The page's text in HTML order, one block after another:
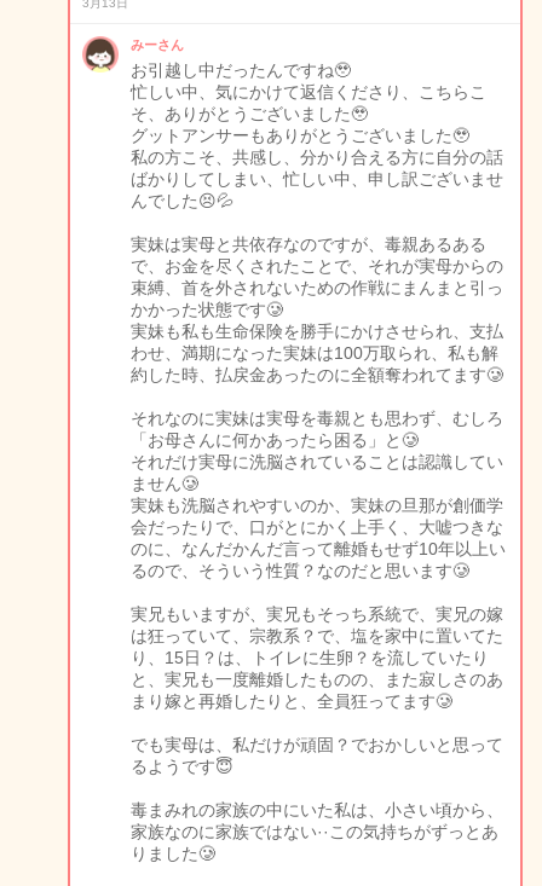
3月13日
みーさん
お引越し中だったんですね🥹
忙しい中、気にかけて返信くださり、こちらこ
そ、ありがとうございました🥹
グットアンサーもありがとうございました🥹
私の方こそ、共感し、分かり合える方に自分の話
ばかりしてしまい、忙しい中、申し訳ございませ
んでした😣💦
実妹は実母と共依存なのですが、毒親あるある
で、お金を尽くされたことで、それが実母からの
束縛、首を外されないための作戦にまんまと引っ
かかった状態です🥲
実妹も私も生命保険を勝手にかけさせられ、支払
わせ、満期になった実妹は100万取られ、私も解
約した時、払戻金あったのに全額奪われてます🥲
それなのに実妹は実母を毒親とも思わず、むしろ
「お母さんに何かあったら困る」と🥲
それだけ実母に洗脳されていることは認識してい
ません🥲
実妹も洗脳されやすいのか、実妹の旦那が創価学
会だったりで、口がとにかく上手く、大嘘つきな
のに、なんだかんだ言って離婚もせず10年以上い
るので、そういう性質？なのだと思います🥲
実兄もいますが、実兄もそっち系統で、実兄の嫁
は狂っていて、宗教系？で、塩を家中に置いてた
り、15日？は、トイレに生卵？を流していたり
と、実兄も一度離婚したものの、また寂しさのあ
まり嫁と再婚したりと、全員狂ってます🥲
でも実母は、私だけが頑固？でおかしいと思って
るようです😇
毒まみれの家族の中にいた私は、小さい頃から、
家族なのに家族ではない··この気持ちがずっとあ
りました🥲